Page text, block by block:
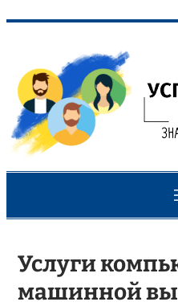
вмісту
Услуги
машинной